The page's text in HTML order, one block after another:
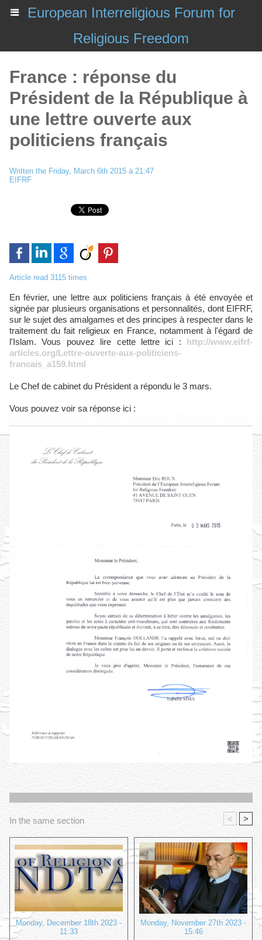
European Interreligious Forum for
Religious Freedom
France : réponse du
Président de la République à
une lettre ouverte aux
politiciens français
Written the Friday, March 6th 2015 à 21:47
EIFRF
Article read 3115 times
En février, une lettre aux politiciens français à été envoyée et
signée par plusieurs organisations et personnalités, dont EIFRF,
sur le sujet des amalgames et des principes à respecter dans le
traitement du fait religieux en France, notamment à l'égard de
l'Islam. Vous pouvez lire cette lettre ici : http://www.eifrf-
articles.org/Lettre-ouverte-aux-politiciens-
francais_a159.html
Le Chef de cabinet du Président a répondu le 3 mars.
Vous pouvez voir sa réponse ici :
In the same section < >
Monday, December 18th 2023 -
11:33
Monday, November 27th 2023 -
15:46